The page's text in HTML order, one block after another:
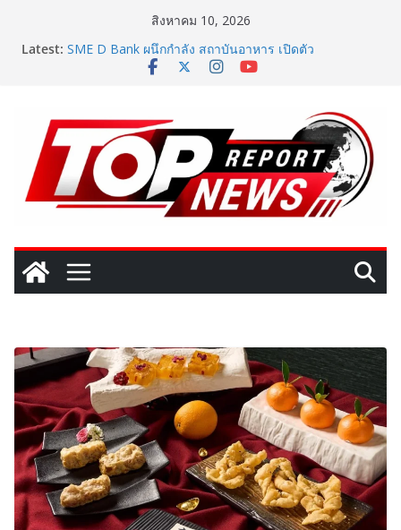
สิงหาคม 10, 2026
Latest:
เปิดตัวเทคโนโลยีเพื่อเด็ก LD ในงาน NCPD 2026 “ทอง
ก้อนใหญ่” ชูนวัตกรรมช่วยงานแพทย์และนักฟื้นฟู
SME D Bank ผนึกกำลัง สถาบันอาหาร เปิดตัว
คู่องค์ความรู้” ติดปีก SME อาหารไทยแข่งขันได้ในเวทีโลก
Vitafoods Asia 2026 ตัวเร่งอุตสาหกรรมสารสกัดไทย ชู
งานวิจัย – เครือข่ายโลก สร้างมูลค่าเศรษฐกิจใหม่ ขานรับ
ตลาดโภชนาการสุขภาพโลกโตทะลุล้านล้านดอลลาร์
เติมวิตามินซีในทุกวัน พร้อมโปรโมชั่นสุดคุ้ม! “บีไชน์ ไบโอ
โปร ซี” ซื้อ 1 แถม 1 เพียง 49 บาท ที่เซเว่น อีเลฟเว่น ถึง
เลกชันแรก รังสรรค์ “ผ้าลายน้ำไหล” สู่ชิ้นงานศิลปะสะสม
สุดลิมิเต็ด ถ่ายทอดภูมิปัญญาท้องถิ่นสู่สุนทรียภาพระดับ
สากล